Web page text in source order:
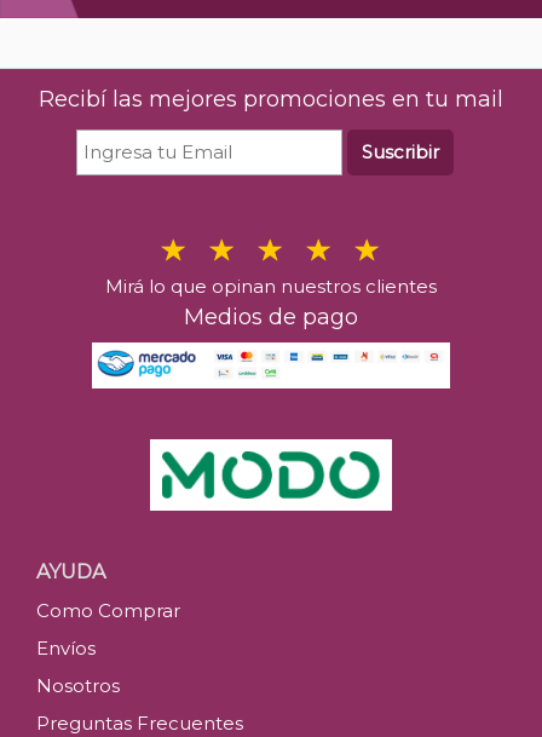
Recibí las mejores promociones en tu mail
Suscribir
Mirá lo que opinan nuestros clientes
Medios de pago
AYUDA
Como Comprar
Envíos
Nosotros
Preguntas Frecuentes